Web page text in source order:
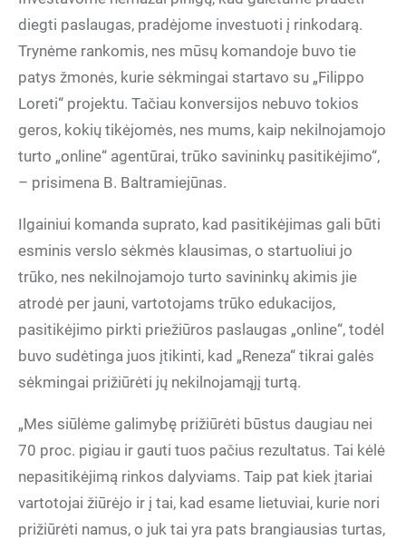
diegti paslaugas, pradėjome investuoti į rinkodarą.
Trynėme rankomis, nes mūsų komandoje buvo tie
patys žmonės, kurie sėkmingai startavo su „Filippo
Loreti“ projektu. Tačiau konversijos nebuvo tokios
geros, kokių tikėjomės, nes mums, kaip nekilnojamojo
turto „online“ agentūrai, trūko savininkų pasitikėjimo“,
– prisimena B. Baltramiejūnas.
Ilgainiui komanda suprato, kad pasitikėjimas gali būti
esminis verslo sėkmės klausimas, o startuoliui jo
trūko, nes nekilnojamojo turto savininkų akimis jie
atrodė per jauni, vartotojams trūko edukacijos,
pasitikėjimo pirkti priežiūros paslaugas „online“, todėl
buvo sudėtinga juos įtikinti, kad „Reneza“ tikrai galės
sėkmingai prižiūrėti jų nekilnojamąjį turtą.
„Mes siūlėme galimybę prižiūrėti būstus daugiau nei
70 proc. pigiau ir gauti tuos pačius rezultatus. Tai kėlė
nepasitikėjimą rinkos dalyviams. Taip pat kiek įtariai
vartotojai žiūrėjo ir į tai, kad esame lietuviai, kurie nori
prižiūrėti namus, o juk tai yra pats brangiausias turtas,